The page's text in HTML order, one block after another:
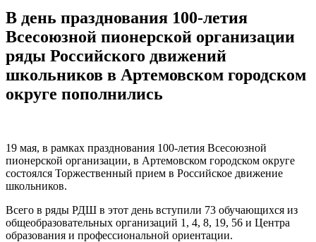
В день празднования 100-летия
Всесоюзной пионерской организации
ряды Российского движений
школьников в Артемовском городском
округе пополнились
19 мая, в рамках празднования 100-летия Всесоюзной
пионерской организации, в Артемовском городском округе
состоялся Торжественный прием в Российское движение
школьников.
Всего в ряды РДШ в этот день вступили 73 обучающихся из
общеобразовательных организаций 1, 4, 8, 19, 56 и Центра
образования и профессиональной ориентации.